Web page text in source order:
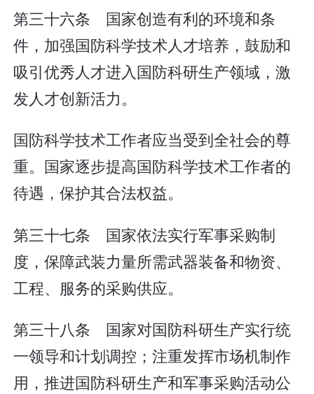
第三十六条 国家创造有利的环境和条
件，加强国防科学技术人才培养，鼓励和
吸引优秀人才进入国防科研生产领域，激
发人才创新活力。
国防科学技术工作者应当受到全社会的尊
重。国家逐步提高国防科学技术工作者的
待遇，保护其合法权益。
第三十七条 国家依法实行军事采购制
度，保障武装力量所需武器装备和物资、
工程、服务的采购供应。
第三十八条 国家对国防科研生产实行统
一领导和计划调控；注重发挥市场机制作
用，推进国防科研生产和军事采购活动公